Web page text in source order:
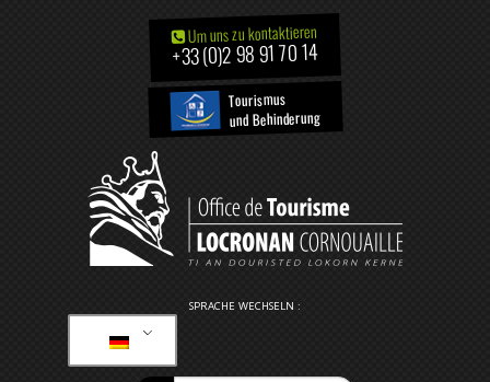
Um uns zu kontaktieren
+33 (0)2 98 91 70 14
Tourismus
und Behinderung
SPRACHE WECHSELN :